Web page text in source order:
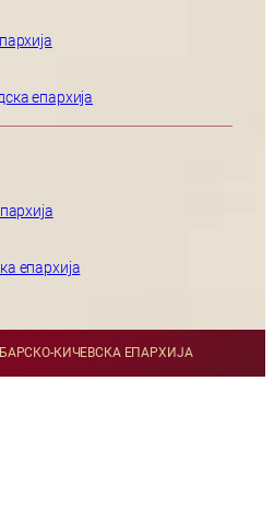
епархија
епархија
КИЧЕВСКА ЕПАРХИЈА